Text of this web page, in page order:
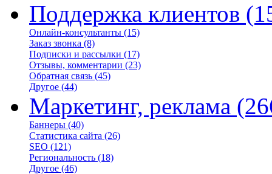
Поддержка клиентов
Онлайн-консультанты (15)
Заказ звонка (8)
Подписки и рассылки (17)
Отзывы, комментарии (23)
Обратная связь (45)
Другое (44)
Маркетинг, реклама
Баннеры (40)
Статистика сайта (26)
SEO (121)
Региональность (18)
Другое (46)